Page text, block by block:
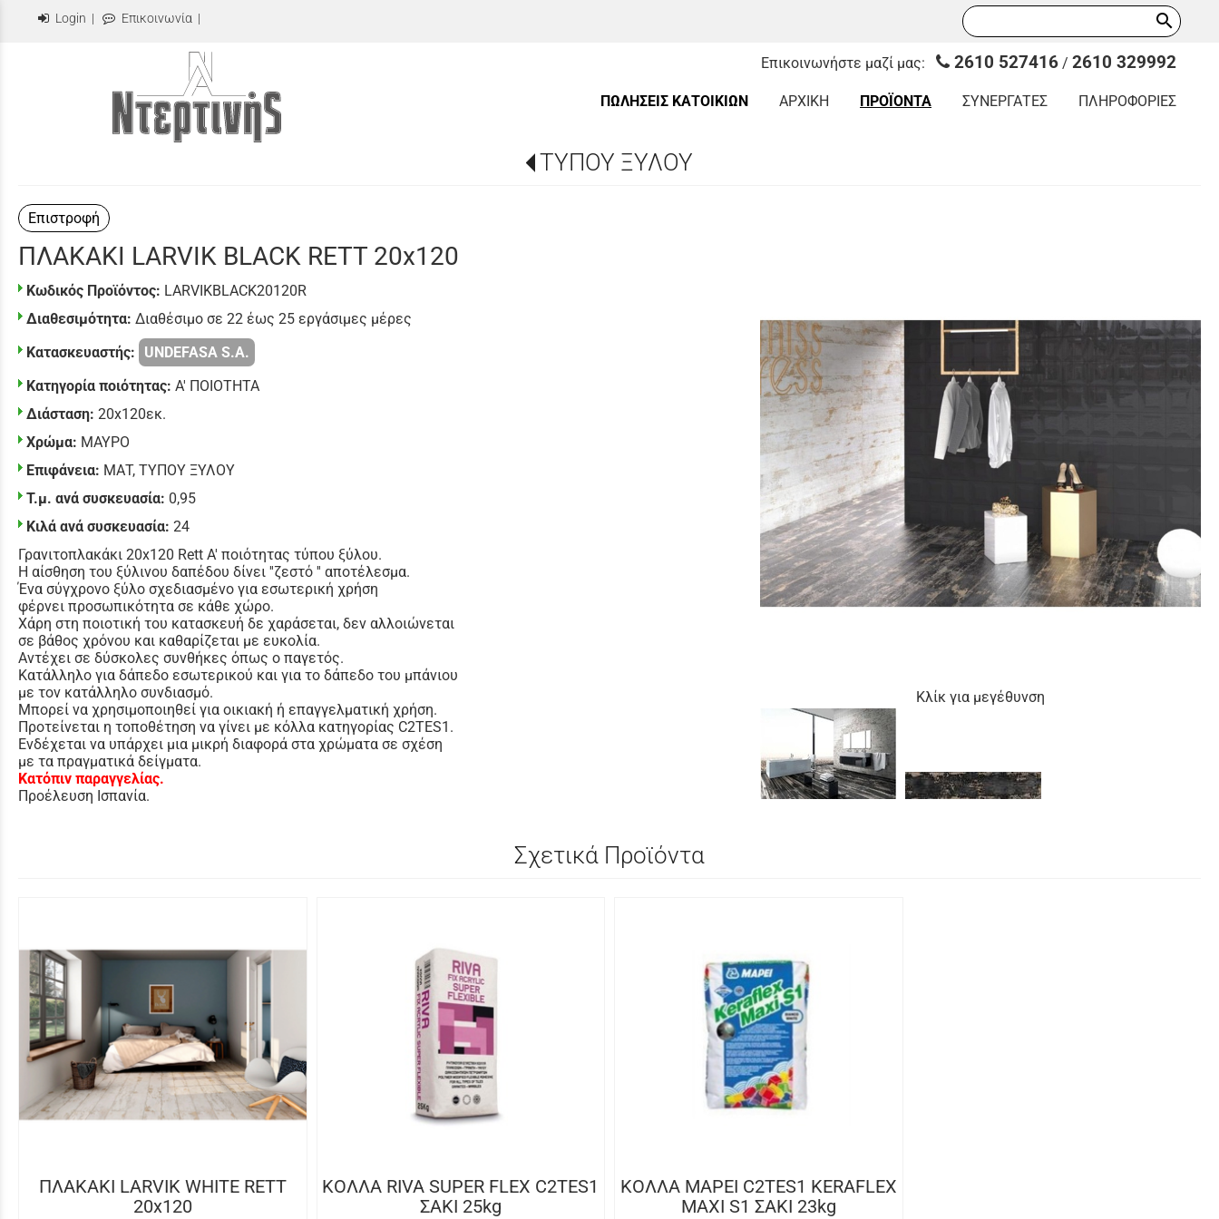
Login | Επικοινωνία | search
Επικοινωνήστε μαζί μας: 2610 527416 / 2610 329992
ΠΩΛΗΣΕΙΣ ΚΑΤΟΙΚΙΩΝ ΑΡΧΙΚΗ ΠΡΟΪΟΝΤΑ ΣΥΝΕΡΓΑΤΕΣ ΠΛΗΡΟΦΟΡΙΕΣ
ΤΥΠΟΥ ΞΥΛΟΥ
Επιστροφή
Κλίκ για μεγέθυνση
ΠΛΑΚΑΚΙ LARVIK BLACK RETT 20x120
Κωδικός Προϊόντος: LARVIKBLACK20120R
Διαθεσιμότητα: Διαθέσιμο σε 22 έως 25 εργάσιμες μέρες
Κατασκευαστής:
UNDEFASA S.A.
Κατηγορία ποιότητας: Α' ΠΟΙΟΤΗΤΑ
Διάσταση: 20x120εκ.
Χρώμα: ΜΑΥΡΟ
Επιφάνεια: ΜΑΤ, ΤΥΠΟΥ ΞΥΛΟΥ
Τ.μ. ανά συσκευασία: 0,95
Κιλά ανά συσκευασία: 24
Γρανιτοπλακάκι 20x120 Rett Α' ποιότητας τύπου ξύλου.
Η αίσθηση του ξύλινου δαπέδου δίνει ''ζεστό '' αποτέλεσμα.
Ένα σύγχρονο ξύλο σχεδιασμένο για εσωτερική χρήση
φέρνει προσωπικότητα σε κάθε χώρο.
Χάρη στη ποιοτική του κατασκευή δε χαράσεται, δεν αλλοιώνεται
σε βάθος χρόνου και καθαρίζεται με ευκολία.
Αντέχει σε δύσκολες συνθήκες όπως ο παγετός.
Κατάλληλο για δάπεδο εσωτερικού και για το δάπεδο του μπάνιου
με τον κατάλληλο συνδιασμό.
Μπορεί να χρησιμοποιηθεί για οικιακή ή επαγγελματική χρήση.
Προτείνεται η τοποθέτηση να γίνει με κόλλα κατηγορίας C2TES1.
Ενδέχεται να υπάρχει μια μικρή διαφορά στα χρώματα σε σχέση
με τα πραγματικά δείγματα.
Κατόπιν παραγγελίας.
Προέλευση Ισπανία.
Σχετικά Προϊόντα
ΠΛΑΚΑΚΙ LARVIK WHITE RETT
20x120
ΚΟΛΛΑ RIVA SUPER FLEX C2TES1
ΣΑΚΙ 25kg
ΚΟΛΛΑ MAPEI C2TES1 KERAFLEX
MAXI S1 ΣΑΚΙ 23kg